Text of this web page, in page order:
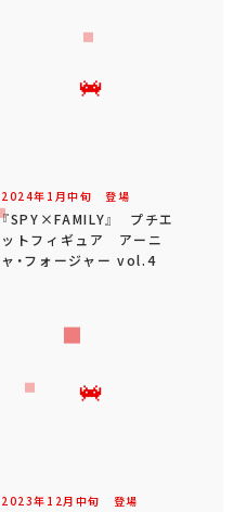
2024年 1 月中旬 登場
『SPY×FAMILY』 プチエ
ットフィギュア アーニ
ャ・フォージャー vol.4
2023年 12 月 中旬 登場